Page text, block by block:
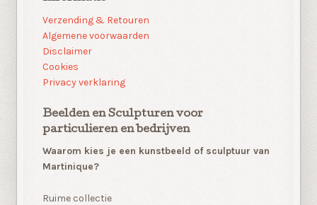
Verzending & Retouren
Algemene voorwaarden
Disclaimer
Cookies
Privacy verklaring
Beelden en Sculpturen voor
particulieren en bedrijven
Waarom kies je een kunstbeeld of sculptuur van
Martinique?
Ruime collectie